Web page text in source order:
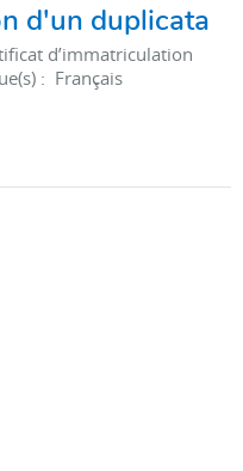
d'un duplicata
d’immatriculation
: Français